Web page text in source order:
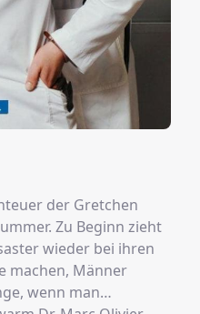
der Gretchen
Zu Beginn zieht
wieder bei ihren
machen, Männer
wenn man